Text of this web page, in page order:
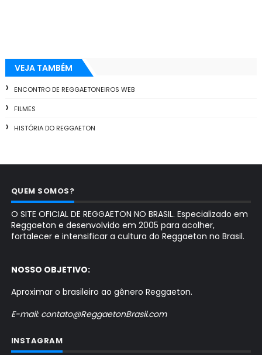
VEJA TAMBÉM
ENCONTRO DE REGGAETONEIROS WEB
FILMES
HISTÓRIA DO REGGAETON
QUEM SOMOS?
O SITE OFICIAL DE REGGAETON NO BRASIL. Especializado em
Reggaeton e desenvolvido em 2005 para acolher,
fortalecer e intensificar a cultura do Reggaeton no Brasil.
NOSSO OBJETIVO:
Aproximar o brasileiro ao gênero Reggaeton.
E-mail: contato@ReggaetonBrasil.com
INSTAGRAM